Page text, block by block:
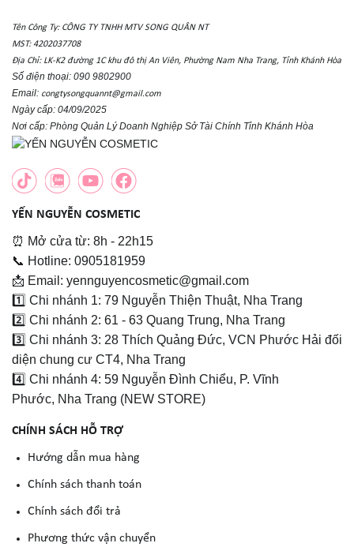
Tên Công Ty: CÔNG TY TNHH MTV SONG QUÂN NT
MST: 4202037708
Địa Chỉ: LK-K2 đường 1C khu đô thị An Viên, Phường Nam Nha Trang, Tỉnh Khánh Hòa
Số điện thoại: 090 9802900
Email: congtysongquannt@gmail.com
Ngày cấp: 04/09/2025
Nơi cấp: Phòng Quản Lý Doanh Nghiệp Sở Tài Chính Tỉnh Khánh Hòa
YẾN NGUYỄN COSMETIC
⏰ Mở cửa từ: 8h - 22h15
📞 Hotline: 0905181959
📩 Email: yennguyencosmetic@gmail.com
1️⃣ Chi nhánh 1: 79 Nguyễn Thiện Thuật, Nha Trang
2️⃣ Chi nhánh 2: 61 - 63 Quang Trung, Nha Trang
3️⃣ Chi nhánh 3: 28 Thích Quảng Đức, VCN Phước Hải đối
diện chung cư CT4, Nha Trang
4️⃣ Chi nhánh 4: 59 Nguyễn Đình Chiểu, P. Vĩnh
Phước, Nha Trang (NEW STORE)
CHÍNH SÁCH HỖ TRỢ
Hướng dẫn mua hàng
Chính sách thanh toán
Chính sách đổi trả
Phương thức vận chuyển